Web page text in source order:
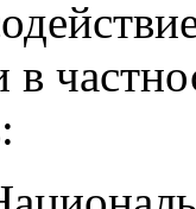
в